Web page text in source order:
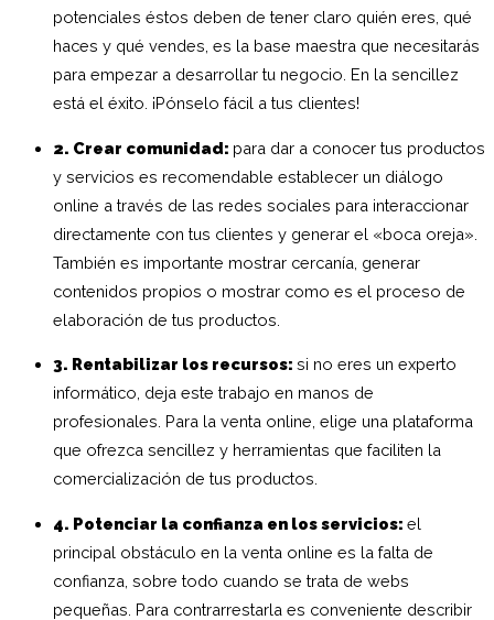
potenciales éstos deben de tener claro quién eres, qué
haces y qué vendes, es la base maestra que necesitarás
para empezar a desarrollar tu negocio. En la sencillez
está el éxito. ¡Pónselo fácil a tus clientes!
2. Crear comunidad: para dar a conocer tus productos
y servicios es recomendable establecer un diálogo
online a través de las redes sociales para interaccionar
directamente con tus clientes y generar el «boca oreja».
También es importante mostrar cercanía, generar
contenidos propios o mostrar como es el proceso de
elaboración de tus productos.
3. Rentabilizar los recursos: si no eres un experto
informático, deja este trabajo en manos de
profesionales. Para la venta online, elige una plataforma
que ofrezca sencillez y herramientas que faciliten la
comercialización de tus productos.
4. Potenciar la confianza en los servicios: el
principal obstáculo en la venta online es la falta de
confianza, sobre todo cuando se trata de webs
pequeñas. Para contrarrestarla es conveniente describir